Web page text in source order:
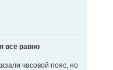
всё равно
часовой пояс, но